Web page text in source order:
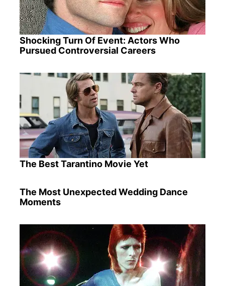
Shocking Turn Of Event: Actors Who
Pursued Controversial Careers
The Best Tarantino Movie Yet
The Most Unexpected Wedding Dance
Moments